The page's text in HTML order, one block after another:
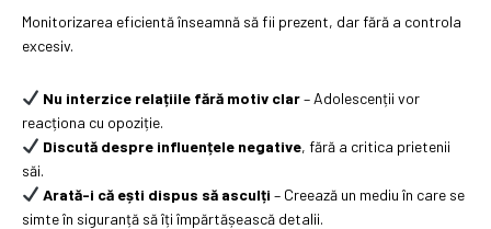
Monitorizarea eficientă înseamnă să fii prezent, dar fără a controla
excesiv.
Nu interzice relațiile fără motiv clar– Adolescenții vor
reacționa cu opoziție.
Discută despre influențele negative, fără a critica prietenii
săi.
Arată-i că ești dispus să asculți – Creează un mediu în care se
simte în siguranță să îți împărtășească detalii.